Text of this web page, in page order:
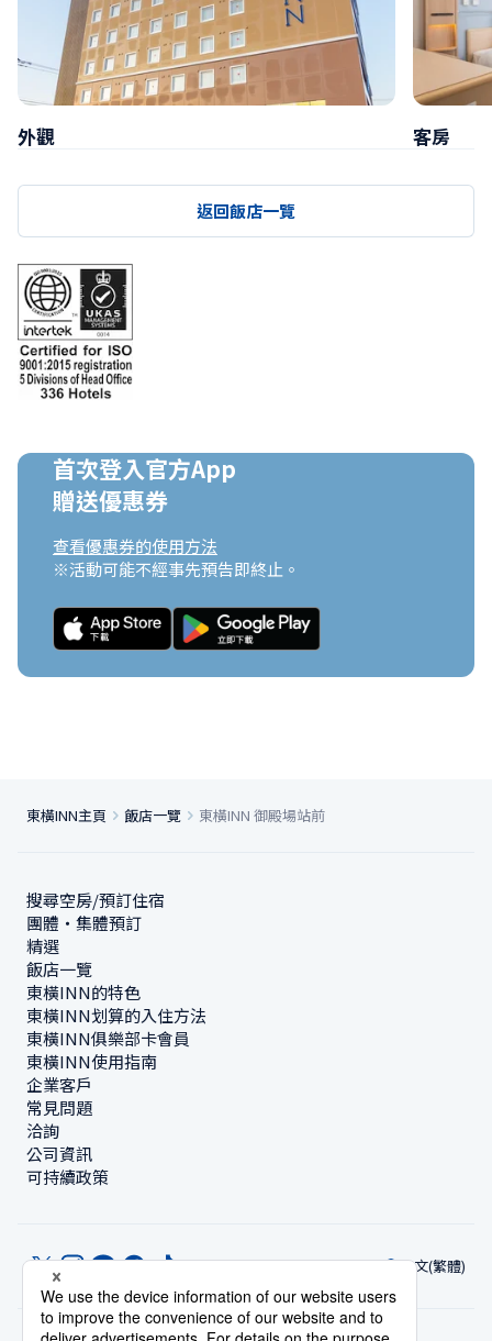
外觀 客房
返回飯店一覽
首次登入官方App
贈送優惠券
查看優惠券的使用方法
※活動可能不經事先預告即終止。
東橫INN主頁 飯店一覽 東橫INN 御殿場站前
搜尋空房/預訂住宿
團體・集體預訂
精選
飯店一覽
東橫INN的特色
東橫INN划算的入住方法
東橫INN俱樂部卡會員
東橫INN使用指南
企業客戶
常見問題
洽詢
公司資訊
可持續政策
中文(繁體)